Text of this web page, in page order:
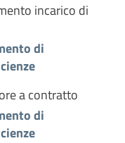
incarico di
di
a contratto
di